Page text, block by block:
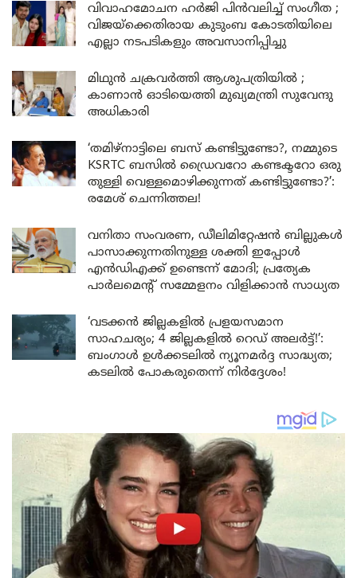
വിവാഹമോചന ഹർജി പിൻവലിച്ച് സംഗീത ;
വിജയ്ക്കെതിരായ കുടുംബ കോടതിയിലെ
എല്ലാ നടപടികളും അവസാനിപ്പിച്ചു
മിഥുൻ ചക്രവർത്തി ആശുപത്രിയിൽ ;
കാണാൻ ഓടിയെത്തി മുഖ്യമന്ത്രി സുവേന്ദു
അധികാരി
‘തമിഴ്‌നാട്ടിലെ ബസ് കണ്ടിട്ടുണ്ടോ?, നമ്മുടെ
KSRTC ബസിൽ ഡ്രൈവറോ കണ്ടക്ടറോ ഒരു
തുള്ളി വെള്ളമൊഴിക്കുന്നത് കണ്ടിട്ടുണ്ടോ?’:
രമേശ് ചെന്നിത്തല!
വനിതാ സംവരണ, ഡീലിമിറ്റേഷൻ ബില്ലുകൾ
പാസാക്കുന്നതിനുള്ള ശക്തി ഇപ്പോൾ
എൻഡിഎക്ക് ഉണ്ടെന്ന് മോദി; പ്രത്യേക
പാർലമെന്റ് സമ്മേളനം വിളിക്കാൻ സാധ്യത
‘വടക്കൻ ജില്ലകളിൽ പ്രളയസമാന
സാഹചര്യം; 4 ജില്ലകളിൽ റെഡ് അലർട്ട്!’:
ബംഗാൾ ഉൾക്കടലിൽ ന്യൂനമർദ്ദ സാദ്ധ്യത;
കടലിൽ പോകരുതെന്ന് നിർദ്ദേശം!